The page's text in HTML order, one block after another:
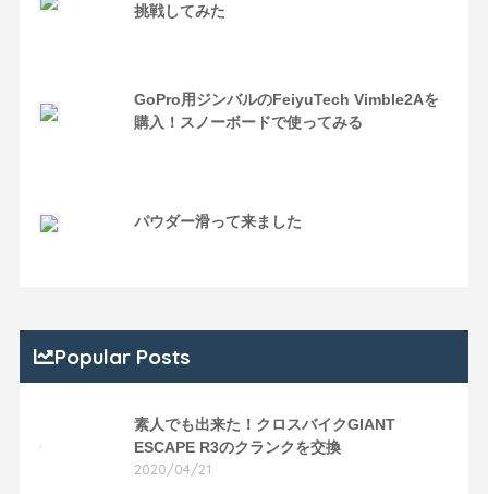
挑戦してみた
GoPro用ジンバルのFeiyuTech Vimble2Aを
購入！スノーボードで使ってみる
パウダー滑って来ました
Popular Posts
素人でも出来た！クロスバイクGIANT
ESCAPE R3のクランクを交換
2020/04/21